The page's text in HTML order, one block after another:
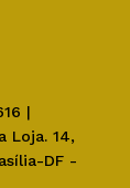
|
Loja. 14,
DF -